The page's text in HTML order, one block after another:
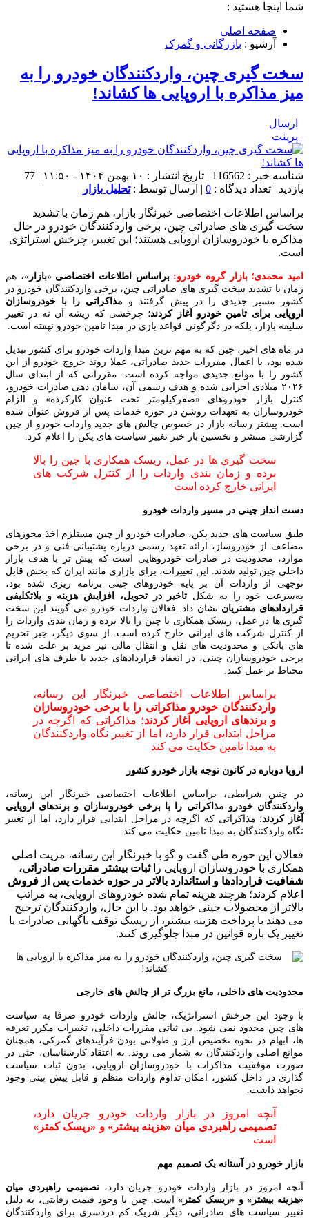
شما اینجا هستید :
صفحه اصلی
آرشیو : بازرگانی و گمرک
سخت‌ گیری چین، واردکنندگان خودرو را به
میز مذاکره با اروپایی‌ ها کشاند!
ارسال
پرینت
شناسه خبر : 116562 | تاریخ انتشار : ۱۰ بهمن ۱۴۰۴ - ۱۱:۵۰ | 77
بازدید | تعداد دیدگاه : 0 | ارسال توسط :تحلیل بازار
براساس اطلاعات اختصاصی خبرنگار بازار، هم‌ زمان با تشدید
سخت‌ گیری‌ های صادراتی چین، برخی واردکنندگان خودرو در حال
مذاکره با خودروسازان اروپایی هستند؛ این تغییر، چرخش استراتژی
است.
امید محمدی؛ بازار گروه خودرو: براساس اطلاعات اختصاصی «بازار»، هم‌
زمان با تشدید سخت‌ گیری‌ های صادراتی چین، برخی واردکنندگان خودرو در
کشور مسیر جدیدی را در پیش گرفتند و مذاکراتی را با خودروسازان
اروپایی برای تامین خودرو آغاز کردند؛ چرخشی که ریشه آن نه در تغییر
سلیقه بازار، بلکه در دگرگونی قواعد بازی در مبدا تامین خودرو نهفته است.
در ماه‌ های اخیر، چین که به مهم‌ ترین مبدا واردات خودرو برای کشور تبدیل
شده بود، با اعمال مقررات جدید صادراتی، عملا روند خروج خودرو از این
کشور را با موانع جدیدی مواجه کرده است. مقرراتی که از ابتدای سال
۲۰۲۶ میلادی اجرایی شده و هدف رسمی آن، سامان‌ دهی صادرات خودرو،
کنترل بازار خودروهای «صفرکیلومتر تحت عنوان کارکرده» و الزام
خودروسازان به تعهدات روشن در حوزه خدمات پس از فروش عنوان شده
است. پیشتر رسانه بازار در خصوص چالش های جدید واردات خودرو از چین
گزارشی منتشر و نخستین بار خبر تغییر سیاست های پکن را اعلام کرد.
سخت‌ گیری‌ ها در عمل، ریسک همکاری با چین را بالا
برده و زمان‌ بندی واردات را از کنترل شرکت‌ های
ایرانی خارج کرده است
دست انداز چینی در مسیر واردات خودرو
طبق سیاست های جدید پکن، صادرات خودرو از چین مستلزم اخذ مجوزهای
مضاعف از خودروساز، ارائه تعهد رسمی درباره پشتیبانی فنی و در برخی
موارد، محدودیت در صادرات خودروهایی است که پیش‌ تر با هدف بازار
داخلی چین تولید شدند. این تغییرات، برای بازاری مانند ایران که بخش قابل
توجهی از واردات آن بر پایه خودروهای چینی برنامه‌ ریزی شده بود،
به‌سرعت خود را به شکل تاخیر در تحویل، افزایش هزینه و بلاتکلیفی
قراردادهای مشتریان نشان داد. فعالان واردات خودرو می‌ گویند این سخت‌
گیری‌ ها در عمل، ریسک همکاری با چین را بالا برده و زمان‌ بندی واردات را
از کنترل شرکت‌ های ایرانی خارج کرده است. از سوی دیگر، جبر تحریم‌
های بانکی و محدودیت‌ های نقل‌ و انتقال مالی نیز مزید بر علت شده تا
برخی خودروسازان چینی، در انعقاد قراردادهای جدید با طرف‌ های ایرانی
محتاط‌ تر عمل کنند.
براساس اطلاعات اختصاصی خبرنگار این رسانه،
واردکنندگان خودرو مذاکراتی را با برخی خودروسازان
و برندهای اروپایی آغاز کردند؛ مذاکراتی که اگرچه در
مراحل ابتدایی قرار دارد، اما از تغییر نگاه واردکنندگان
به مبدا تامین حکایت می‌ کند
اروپا دوباره در کانون توجه بازار خودرو کشور
در چنین شرایطی، براساس اطلاعات اختصاصی خبرنگار این رسانه،
واردکنندگان خودرو مذاکراتی را با برخی خودروسازان و برندهای اروپایی
آغاز کردند؛ مذاکراتی که اگرچه در مراحل ابتدایی قرار دارد، اما از تغییر
نگاه واردکنندگان به مبدا تامین حکایت می‌ کند.
فعالان این حوزه طی گفت و گو با خبرنگار این رسانه، مزیت اصلی
همکاری با خودروسازان اروپایی راثبات بیشتر مقررات صادراتی،
شفافیت قراردادها و استاندارد بالاتر در حوزه خدمات پس از فروش
اعلام کردند؛ هرچند هزینه تمام‌ شده خودروهای اروپایی، به‌ مراتب
بالاتر از محصولات چینی خواهد بود. با این حال، واردکنندگان ترجیح
می‌ دهند با پرداخت هزینه بیشتر، از ریسک توقف ناگهانی صادرات یا
تغییر یک‌ باره قوانین در مبدا جلوگیری کنند.
محدودیت‌ های داخلی، مانع بزرگ‌ تر از چالش های خارجی
با وجود این چرخش استراتژیک، چالش واردات خودرو صرفا به سیاست‌
های چین محدود نمی‌ شود. بی‌ ثباتی مقررات داخلی، تغییرات مکرر تعرفه‌
ها، ابهام در نحوه تخصیص ارز و طولانی بودن فرآیندهای گمرکی، همچنان
موانع اصلی واردکنندگان به شمار می‌ روند. به اعتقاد کارشناسان، حتی در
صورت موفقیت مذاکرات با خودروسازان اروپایی، بدون ثبات سیاست‌
گذاری در داخل کشور، امکان تداوم واردات منظم و قابل پیش‌ بینی وجود
نخواهد داشت.
آنچه امروز در بازار واردات خودرو جریان دارد،
تصمیمی راهبردی میان «هزینه بیشتر» و «ریسک کمتر»
است
بازار خودرو در آستانه یک تصمیم مهم
آنچه امروز در بازار واردات خودرو جریان دارد،تصمیمی راهبردی میان
«هزینه بیشتر» و «ریسک کمتر»
است. چین با وجود قیمت رقابتی، به‌ دلیل
تغییر سیاست‌ های صادراتی، دیگر شریک کم‌ دردسری برای واردکنندگان